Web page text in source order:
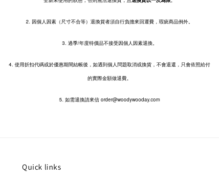
2. 因個人因素（尺寸不合等）退換貨者須自行負擔來回運費，瑕疵商品例外。
3. 過季/年度特價品不接受因個人因素退換。
4. 使用折扣代碼或於優惠期間結帳後，如遇到個人問題取消或換貨，不會退還，只會依照給付
的實際金額做退費。
5. 如需退換請來信 order@woodywooday.com
Quick links